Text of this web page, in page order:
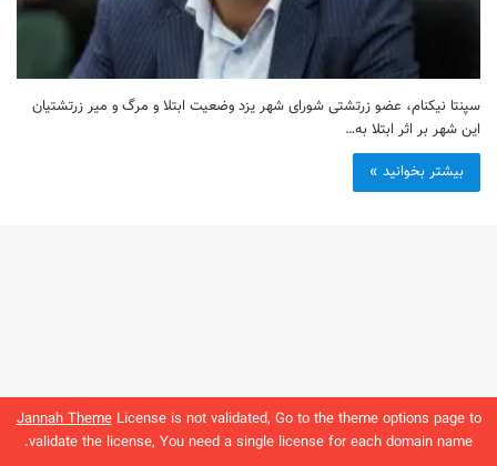
Jannah ThemeLicense is not validated, Go to the theme options page to
validate the license, You need a single license for each domain name.
سپنتا نیکنام، عضو زرتشتی شورای شهر یزد وضعیت ابتلا و مرگ و میر زرتشتیان
این شهر بر اثر ابتلا به…
بیشتر بخوانید »